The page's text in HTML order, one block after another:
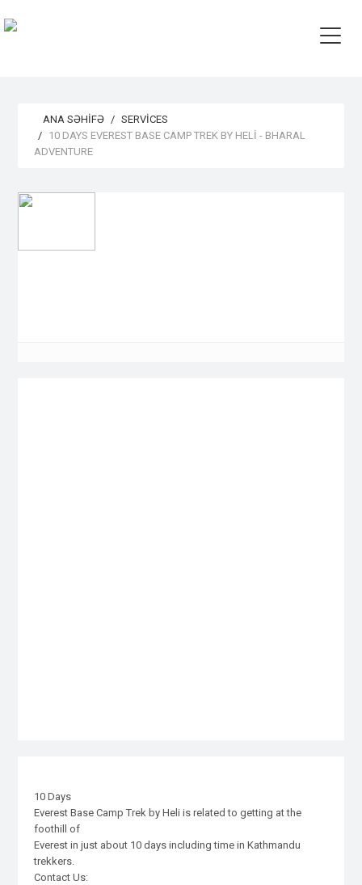
ANA SƏHIFƏ
SERVICES
10 DAYS EVEREST BASE CAMP TREK BY HELI - BHARAL
ADVENTURE
10 Days
Everest Base Camp Trek by Heli is related to getting at the
foothill of
Everest in just about 10 days including time in Kathmandu
trekkers.
Contact Us: